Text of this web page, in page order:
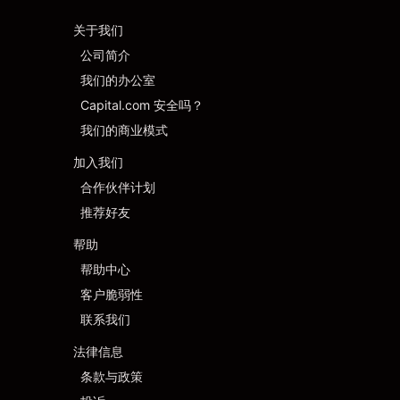
关于我们
公司简介
我们的办公室
Capital.com 安全吗？
我们的商业模式
加入我们
合作伙伴计划
推荐好友
帮助
帮助中心
客户脆弱性
联系我们
法律信息
条款与政策